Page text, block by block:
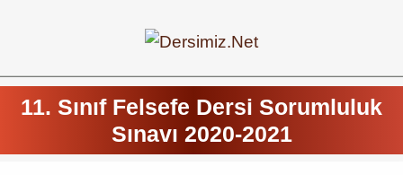
11. Sınıf Felsefe Dersi Sorumluluk
Sınavı 2020-2021